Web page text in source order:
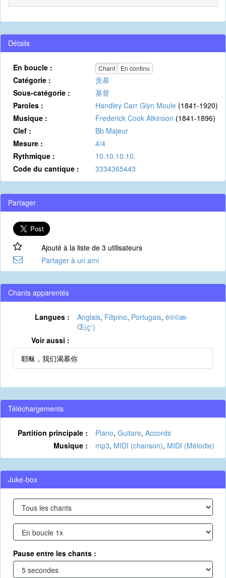
Détails
En boucle : Chant En continu
Catégorie :
羡慕
Sous-catégorie :
基督
Paroles :
Handley Carr Glyn Moule (1841-1920)
Musique :
Frederick Cook Atkinson (1841-1896)
Clef :
Bb Majeur
Mesure :
4/4
Rythmique :
10.10.10.10.
Code du cantique :
3334365443
Partager
Ajouté à la liste de 3 utilisateurs
Partager à un ami
Chants apparentés
Langues : Anglais, Filipino, Portugais, è©©æ­
Œ(ç¹)
Voir aussi :
耶稣，我们渴慕你
Téléchargements
Partition principale : Piano, Guitare, Accords
Musique :
mp3, MIDI (chanson), MIDI (Mélodie)
Juke-box
Pause entre les chants :